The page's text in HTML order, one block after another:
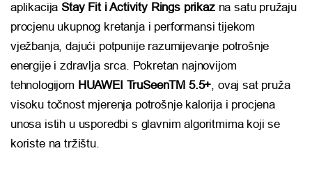
aplikacijaStay Fit i Activity Rings prikazna satu pružaju
procjenu ukupnog kretanja i performansi tijekom
vježbanja, dajući potpunije razumijevanje potrošnje
energije i zdravlja srca. Pokretan najnovijom
tehnologijom HUAWEI TruSeenTM 5.5+, ovaj sat pruža
visoku točnost mjerenja potrošnje kalorija i procjena
unosa istih u usporedbi s glavnim algoritmima koji se
koriste na tržištu.